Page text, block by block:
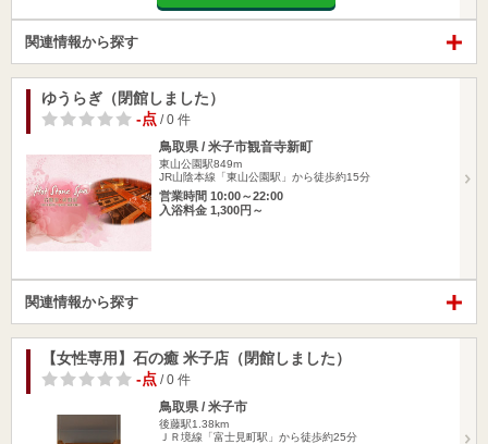
関連情報から探す
ゆうらぎ（閉館しました）
-点 / 0 件
鳥取県 / 米子市観音寺新町
東山公園駅849m
JR山陰本線「東山公園駅」から徒歩約15分
営業時間 10:00～22:00
入浴料金 1,300円～
関連情報から探す
【女性専用】石の癒 米子店（閉館しました）
-点 / 0 件
鳥取県 / 米子市
後藤駅1.38km
ＪＲ境線「富士見町駅」から徒歩約25分